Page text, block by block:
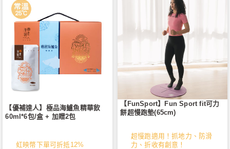
【優補達人】極品海鱸魚精華飲
60ml*6包/盒 + 加贈2包
虹映幣下單可折抵12%
【FunSport】Fun Sport fit可力
餅超慢跑墊(65cm)
超慢跑適用！抓地力、防滑
力、折收有創意！